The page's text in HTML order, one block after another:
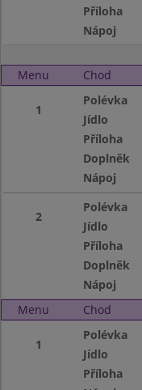
Příloha
Nápoj
Menu Chod
1
Polévka
Jídlo
Příloha
Doplněk
Nápoj
2
Polévka
Jídlo
Příloha
Doplněk
Nápoj
Menu
Chod
1
Polévka
Jídlo
Příloha